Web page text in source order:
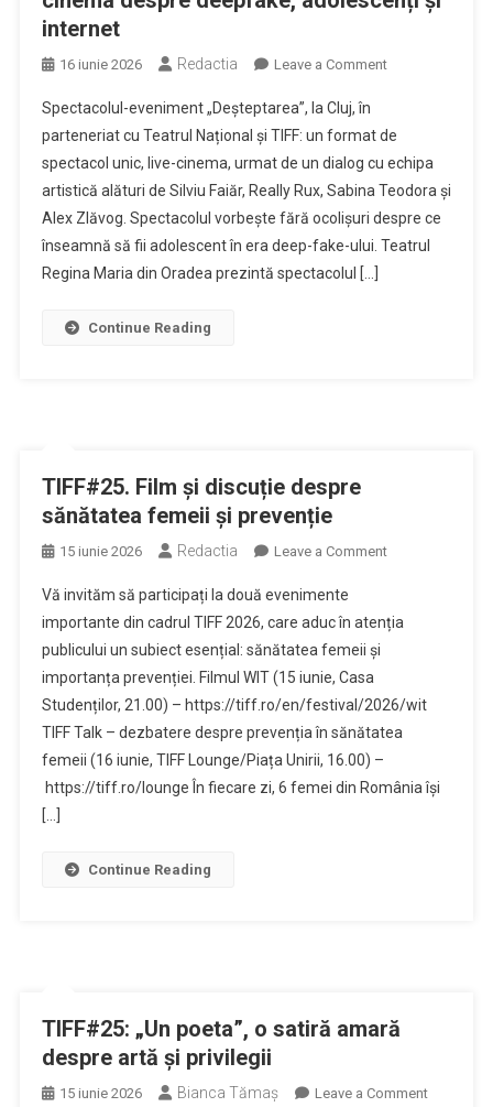
internet
16 iunie 2026 Redactia Leave a Commenton
la
TIFF
Cluj
|
live-
Spectacolul-eveniment „Deșteptarea”, la Cluj, în
parteneriat cu Teatrul Național și TIFF: un format de
spectacol unic, live-cinema, urmat de un dialog cu echipa
artistică alături de Silviu Faiăr, Really Rux, Sabina Teodora și
Alex Zlăvog. Spectacolul vorbește fără ocolișuri despre ce
înseamnă să fii adolescent în era deep-fake-ului. Teatrul
Regina Maria din Oradea prezintă spectacolul […]
Continue Reading
TIFF#25. Film și discuție despre
sănătatea femeii și prevenție
15 iunie 2026 Redactia Leave a Commenton
și
sănătatea
femeii
prevenție
Vă invităm să participați la două evenimente
importante din cadrul TIFF 2026, care aduc în atenția
publicului un subiect esențial: sănătatea femeii și
importanța prevenției. Filmul WIT (15 iunie, Casa
Studenților, 21.00) – https://tiff.ro/en/festival/2026/wit
TIFF Talk – dezbatere despre prevenția în sănătatea
femeii (16 iunie, TIFF Lounge/Piața Unirii, 16.00) –
https://tiff.ro/lounge În fiecare zi, 6 femei din România își
[…]
Continue Reading
TIFF#25: „Un poeta”, o satiră amară
despre artă și privilegii
15 iunie 2026 Bianca Tămaș Leave a Commenton